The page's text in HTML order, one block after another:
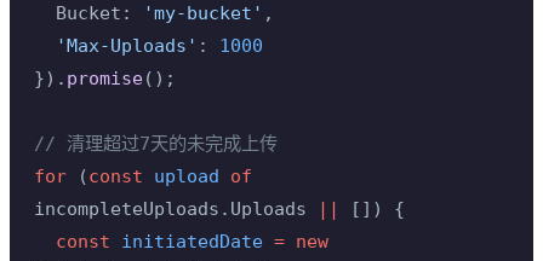
  Bucket:
'my-bucket' ,
  'Max-Uploads'
: 1000
}). promise();
// 清理超过7天的未完成上传
for (const upload of
incompleteUploads.Uploads
||
[]) {
  const
initiatedDate = new